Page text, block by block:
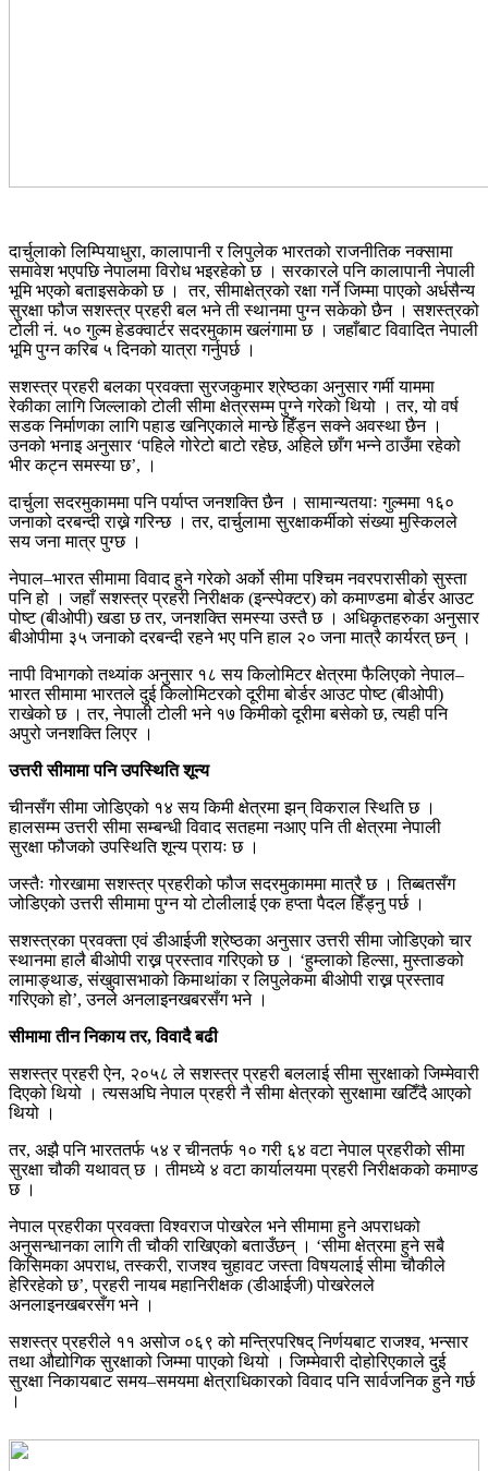
दार्चुलाको लिम्पियाधुरा, कालापानी र लिपुलेक भारतको राजनीतिक नक्सामा
समावेश भएपछि नेपालमा विरोध भइरहेको छ । सरकारले पनि कालापानी नेपाली
भूमि भएको बताइसकेको छ । तर, सीमाक्षेत्रको रक्षा गर्ने जिम्मा पाएको अर्धसैन्य
सुरक्षा फौज सशस्त्र प्रहरी बल भने ती स्थानमा पुग्न सकेको छैन । सशस्त्रको
टोली नं. ५० गुल्म हेडक्वार्टर सदरमुकाम खलंगामा छ । जहाँबाट विवादित नेपाली
भूमि पुग्न करिब ५ दिनको यात्रा गर्नुपर्छ ।
सशस्त्र प्रहरी बलका प्रवक्ता सुरजकुमार श्रेष्ठका अनुसार गर्मी याममा
रेकीका लागि जिल्लाको टोली सीमा क्षेत्रसम्म पुग्ने गरेको थियो । तर, यो वर्ष
सडक निर्माणका लागि पहाड खनिएकाले मान्छे हिँड्न सक्ने अवस्था छैन ।
उनको भनाइ अनुसार ‘पहिले गोरेटो बाटो रहेछ, अहिले छाँग भन्ने ठाउँमा रहेको
भीर कट्न समस्या छ’, ।
दार्चुला सदरमुकाममा पनि पर्याप्त जनशक्ति छैन । सामान्यतयाः गुल्ममा १६०
जनाको दरबन्दी राख्ने गरिन्छ । तर, दार्चुलामा सुरक्षाकर्मीको संख्या मुस्किलले
सय जना मात्र पुग्छ ।
नेपाल–भारत सीमामा विवाद हुने गरेको अर्को सीमा पश्चिम नवरपरासीको सुस्ता
पनि हो । जहाँ सशस्त्र प्रहरी निरीक्षक (इन्स्पेक्टर) को कमाण्डमा बोर्डर आउट
पोष्ट (बीओपी) खडा छ तर, जनशक्ति समस्या उस्तै छ । अधिकृतहरुका अनुसार
बीओपीमा ३५ जनाको दरबन्दी रहने भए पनि हाल २० जना मात्रै कार्यरत् छन् ।
नापी विभागको तथ्यांक अनुसार १८ सय किलोमिटर क्षेत्रमा फैलिएको नेपाल–
भारत सीमामा भारतले दुई किलोमिटरको दूरीमा बोर्डर आउट पोष्ट (बीओपी)
राखेको छ । तर, नेपाली टोली भने १७ किमीको दूरीमा बसेको छ, त्यही पनि
अपुरो जनशक्ति लिएर ।
उत्तरी सीमामा पनि उपस्थिति शून्य
चीनसँग सीमा जोडिएको १४ सय किमी क्षेत्रमा झन् विकराल स्थिति छ ।
हालसम्म उत्तरी सीमा सम्बन्धी विवाद सतहमा नआए पनि ती क्षेत्रमा नेपाली
सुरक्षा फौजको उपस्थिति शून्य प्रायः छ ।
जस्तैः गोरखामा सशस्त्र प्रहरीको फौज सदरमुकाममा मात्रै छ । तिब्बतसँग
जोडिएको उत्तरी सीमामा पुग्न यो टोलीलाई एक हप्ता पैदल हिँड्नु पर्छ ।
सशस्त्रका प्रवक्ता एवं डीआईजी श्रेष्ठका अनुसार उत्तरी सीमा जोडिएको चार
स्थानमा हालै बीओपी राख्न प्रस्ताव गरिएको छ । ‘हुम्लाको हिल्सा, मुस्ताङको
लामाङ्थाङ, संखुवासभाको किमाथांका र लिपुलेकमा बीओपी राख्न प्रस्ताव
गरिएको हो’, उनले अनलाइनखबरसँग भने ।
सीमामा तीन निकाय तर, विवादै बढी
सशस्त्र प्रहरी ऐन, २०५८ ले सशस्त्र प्रहरी बललाई सीमा सुरक्षाको जिम्मेवारी
दिएको थियो । त्यसअघि नेपाल प्रहरी नै सीमा क्षेत्रको सुरक्षामा खटिँदै आएको
थियो ।
तर, अझै पनि भारततर्फ ५४ र चीनतर्फ १० गरी ६४ वटा नेपाल प्रहरीको सीमा
सुरक्षा चौकी यथावत् छ । तीमध्ये ४ वटा कार्यालयमा प्रहरी निरीक्षकको कमाण्ड
छ ।
नेपाल प्रहरीका प्रवक्ता विश्वराज पोखरेल भने सीमामा हुने अपराधको
अनुसन्धानका लागि ती चौकी राखिएको बताउँछन् । ‘सीमा क्षेत्रमा हुने सबै
किसिमका अपराध, तस्करी, राजश्व चुहावट जस्ता विषयलाई सीमा चौकीले
हेरिरहेको छ’, प्रहरी नायब महानिरीक्षक (डीआईजी) पोखरेलले
अनलाइनखबरसँग भने ।
सशस्त्र प्रहरीले ११ असोज ०६९ को मन्त्रिपरिषद् निर्णयबाट राजश्व, भन्सार
तथा औद्योगिक सुरक्षाको जिम्मा पाएको थियो । जिम्मेवारी दोहोरिएकाले दुई
सुरक्षा निकायबाट समय–समयमा क्षेत्राधिकारको विवाद पनि सार्वजनिक हुने गर्छ
।